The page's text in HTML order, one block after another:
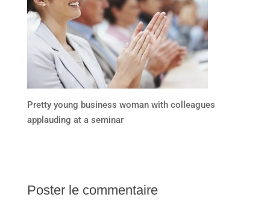
Pretty young business woman with colleagues
applauding at a seminar
Poster le commentaire